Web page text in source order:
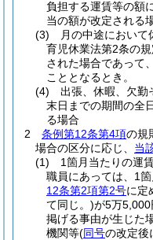
負担する運賃等の額
当の額が改定される
(3)
月の中途において
育児休業法第2条の
された場合であって
こととなるとき。
(4)
出張、休暇、欠勤
末日までの期間の全
る場合
2
条例第12条第4項の規
場合の区分に応じ、 当
(1)
1箇月当たりの運
職員にあっては、1
12条第2項第2号に定
て同じ。)が5万
掲げる事由が生じた
機関等(同号の改定後